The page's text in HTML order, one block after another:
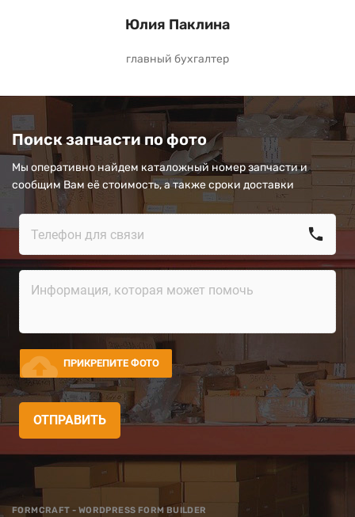
Юлия Паклина
главный бухгалтер
Поиск запчасти по фото
Мы оперативно найдем каталожный номер запчасти и
сообщим Вам её стоимость, а также сроки доставки
call
cloud_upload ПРИКРЕПИТЕ ФОТО
ОТПРАВИТЬ
FORMCRAFT - WORDPRESS FORM BUILDER